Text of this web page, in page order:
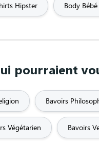
Hipster Body
pourraient
Bavoirs
Végétarien Bavoirs